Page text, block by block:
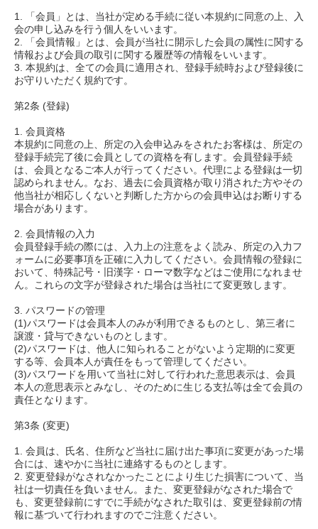
1. 「会員」とは、当社が定める手続に従い本規約に同意の上、入
会の申し込みを行う個人をいいます。
2. 「会員情報」とは、会員が当社に開示した会員の属性に関する
情報および会員の取引に関する履歴等の情報をいいます。
3. 本規約は、全ての会員に適用され、登録手続時および登録後に
お守りいただく規約です。
第2条 (登録)
1. 会員資格
本規約に同意の上、所定の入会申込みをされたお客様は、所定の
登録手続完了後に会員としての資格を有します。会員登録手続
は、会員となるご本人が行ってください。代理による登録は一切
認められません。なお、過去に会員資格が取り消された方やその
他当社が相応しくないと判断した方からの会員申込はお断りする
場合があります。
2. 会員情報の入力
会員登録手続の際には、入力上の注意をよく読み、所定の入力フ
ォームに必要事項を正確に入力してください。会員情報の登録に
おいて、特殊記号・旧漢字・ローマ数字などはご使用になれませ
ん。これらの文字が登録された場合は当社にて変更致します。
3. パスワードの管理
(1)パスワードは会員本人のみが利用できるものとし、第三者に
譲渡・貸与できないものとします。
(2)パスワードは、他人に知られることがないよう定期的に変更
する等、会員本人が責任をもって管理してください。
(3)パスワードを用いて当社に対して行われた意思表示は、会員
本人の意思表示とみなし、そのために生じる支払等は全て会員の
責任となります。
第3条 (変更)
1. 会員は、氏名、住所など当社に届け出た事項に変更があった場
合には、速やかに当社に連絡するものとします。
2. 変更登録がなされなかったことにより生じた損害について、当
社は一切責任を負いません。また、変更登録がなされた場合で
も、変更登録前にすでに手続がなされた取引は、変更登録前の情
報に基づいて行われますのでご注意ください。